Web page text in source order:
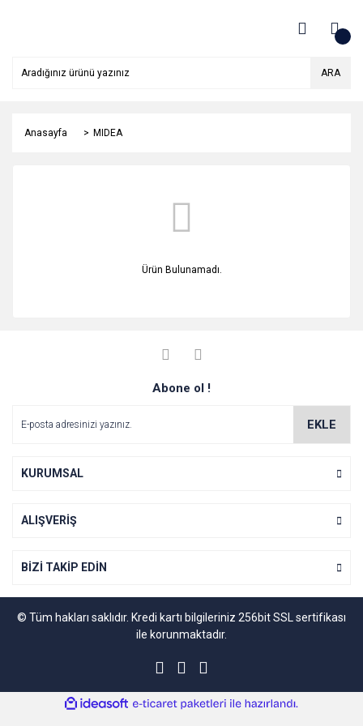
ARA
Anasayfa MIDEA
Ürün Bulunamadı.
Abone ol !
EKLE
KURUMSAL
ALIŞVERİŞ
BİZİ TAKİP EDİN
© Tüm hakları saklıdır. Kredi kartı bilgileriniz 256bit SSL sertifikası
ile korunmaktadır.
ideasoft
e-